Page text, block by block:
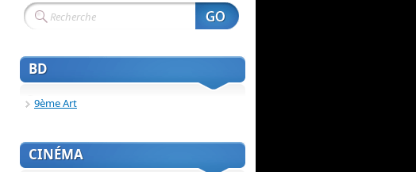
BD
9ème Art
CINÉMA